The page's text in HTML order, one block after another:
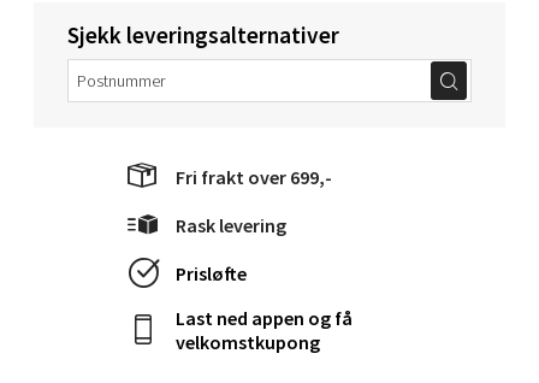
Sjekk leveringsalternativer
Fri frakt over 699,-
Rask levering
Prisløfte
Last ned appen og få
velkomstkupong
Molde - Moldetorget
0 i butikk